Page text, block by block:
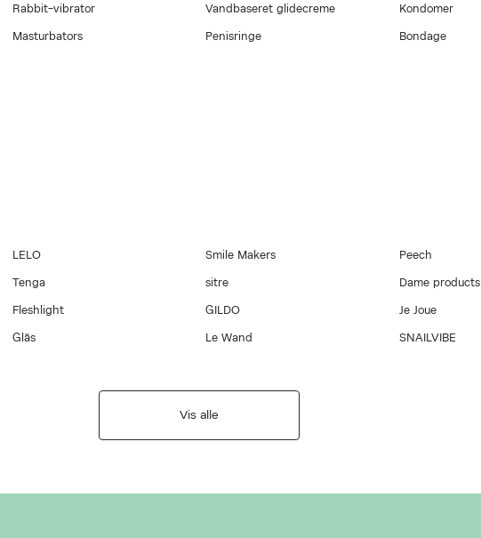
Rabbit-vibrator Vandbaseret glidecreme Kondomer
Masturbators Penisringe Bondage
LELO Smile Makers Peech
Tenga sitre Dame products
Fleshlight GILDO Je Joue
Gläs Le Wand SNAILVIBE
Vis alle